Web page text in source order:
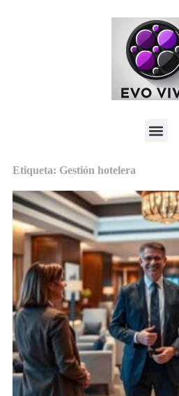
Etiqueta: Gestión hotelera